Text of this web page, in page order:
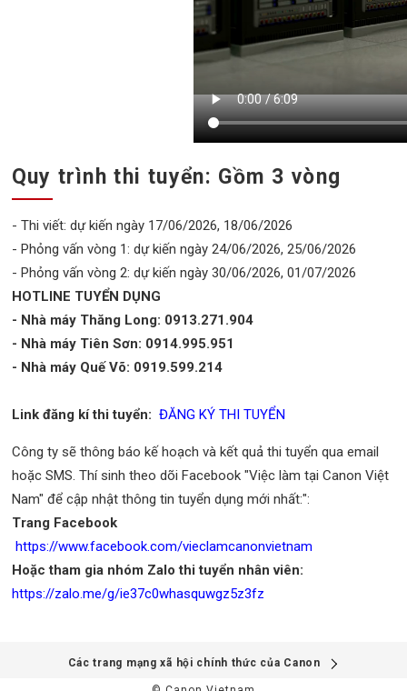
Quy trình thi tuyển: Gồm 3 vòng
- Thi viết: dự kiến ngày 17/06/2026, 18/06/2026
- Phỏng vấn vòng 1: dự kiến ngày 24/06/2026, 25/06/2026
- Phỏng vấn vòng 2: dự kiến ngày 30/06/2026, 01/07/2026
HOTLINE TUYỂN DỤNG
- Nhà máy Thăng Long: 0913.271.904
- Nhà máy Tiên Sơn: 0914.995.951
- Nhà máy Quế Võ: 0919.599.214
Link đăng kí thi tuyển: ĐĂNG KÝ THI TUYỂN
Công ty sẽ thông báo kế hoạch và kết quả thi tuyển qua email
hoặc SMS. Thí sinh theo dõi Facebook "Việc làm tại Canon Việt
Nam" để cập nhật thông tin tuyển dụng mới nhất:":
Trang Facebook
https://www.facebook.com/vieclamcanonvietnam
Hoặc tham gia nhóm Zalo thi tuyển nhân viên:
https://zalo.me/g/ie37c0whasquwgz5z3fz
Các trang mạng xã hội chính thức của Canon